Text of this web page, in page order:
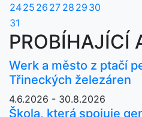
2425 26 27 28 29 30
31
PROBÍHAJÍCÍ
Werk a město z ptačí
Třineckých železáren
4.6.2026 - 30.8.2026
Škola, která spojuje